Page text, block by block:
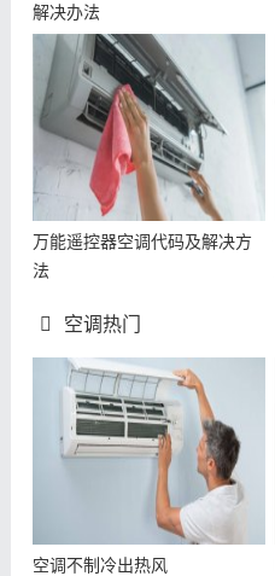
解决办法
万能遥控器空调代码及解决方
法
空调热门
空调不制冷出热风